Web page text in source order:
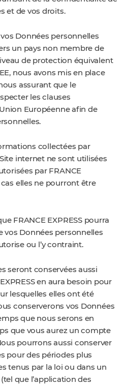
et de vos droits.
Données personnelles
un pays non membre de
de protection équivalent
nous avons mis en place
assurant que le
les clauses
Européenne afin de
collectées par
Site internet ne sont utilisées
par FRANCE
cas elles ne pourront être
FRANCE EXPRESS pourra
Données personnelles
ou l’y contraint.
seront conservées aussi
en aura besoin pour
lesquelles elles ont été
conserverons vos Données
que nous serons en
que vous aurez un compte
pourrons aussi conserver
pour des périodes plus
tenus par la loi ou dans un
que l’application des